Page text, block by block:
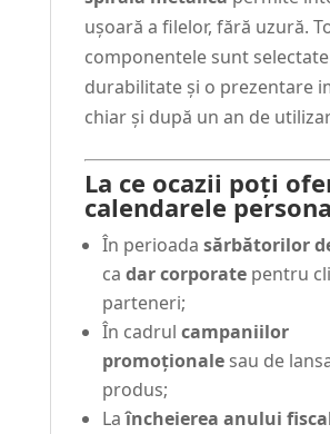
ușoară a filelor, fără uzură.
componentele sunt
durabilitate și o prezentare
chiar și după un an de
La ce ocazii poți
calendarele
În perioada sărbătorilor
ca dar corporatepentru
parteneri;
În cadrul campaniilor
promoționalesau de
produs;
Laîncheierea anului